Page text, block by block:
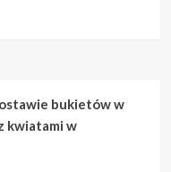
bukietów w
kwiatami w